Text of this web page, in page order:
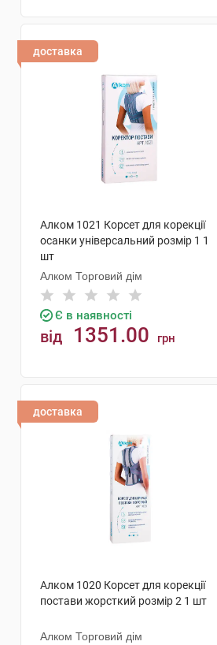
доставка
Алком 1021 Корсет для корекції
осанки універсальний розмір 1 1
шт
Алком Торговий дім
Є в наявності
від 1351.00 грн
доставка
Алком 1020 Корсет для корекції
постави жорсткий розмір 2 1 шт
Алком Торговий дім